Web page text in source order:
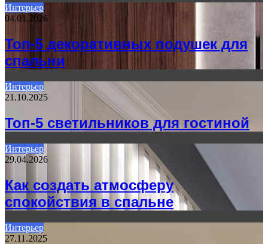
Интерьер
04.01.2026
Топ-5 декоративных подушек для
спальни
Интерьер
21.10.2025
Топ-5 светильников для гостиной
Интерьер
29.04.2026
Как создать атмосферу
спокойствия в спальне
Интерьер
27.11.2025